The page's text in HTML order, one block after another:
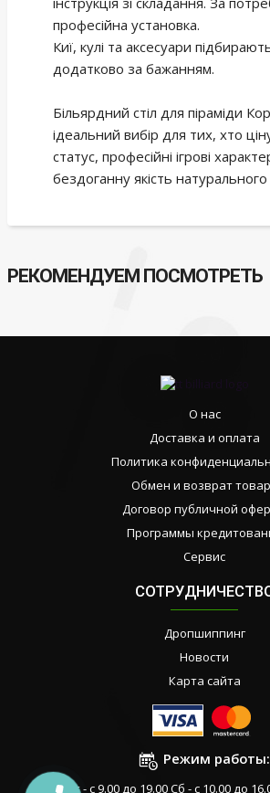
професійна установка.
Киї, кулі та аксесуари
додатково за бажанням.
Більярдний стіл для піраміди
ідеальний вибір для тих, хто
статус, професійні ігрові
бездоганну якість
РЕКОМЕНДУЕМ ПОСМОТРЕТЬ
О нас
Доставка и оплата
Политика
Обмен и возврат
Договор публичной
Программы
Сервис
Дропшиппинг
Новости
Карта сайта
Режим работы:
Пн-Пт - с 9.00 до 19.00 Сб - с 10.00 до